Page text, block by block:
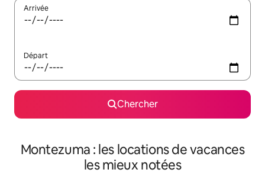
Arrivée
Départ
Chercher
Montezuma : les locations de vacances
les mieux notées